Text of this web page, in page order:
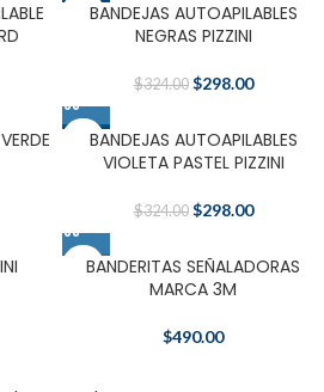
-8%BANDEJAS AUTOAPILABLES
NEGRAS PIZZINI
$324.00 $298.00
-8%BANDEJAS AUTOAPILABLES
VIOLETA PASTEL PIZZINI
$324.00 $298.00
BANDERITAS SEÑALADORAS
MARCA 3M
$490.00